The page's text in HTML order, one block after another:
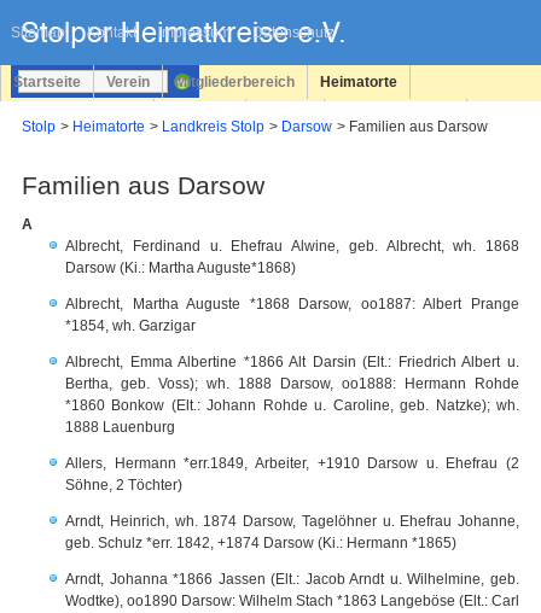
Sitemap Kontakt Impressum Datenschutz
überspringen
Startseite Verein Mitgliederbereich Heimatorte
Stolp Heimatorte Landkreis Stolp Darsow Familien aus Darsow
Familien aus Darsow
A
Albrecht, Ferdinand u. Ehefrau Alwine, geb. Albrecht, wh. 1868
Darsow (Ki.: Martha Auguste*1868)
Albrecht, Martha Auguste *1868 Darsow, oo1887: Albert Prange
*1854, wh. Garzigar
Albrecht, Emma Albertine *1866 Alt Darsin (Elt.: Friedrich Albert u.
Bertha, geb. Voss); wh. 1888 Darsow, oo1888: Hermann Rohde
*1860 Bonkow (Elt.: Johann Rohde u. Caroline, geb. Natzke); wh.
1888 Lauenburg
Allers, Hermann *err.1849, Arbeiter, +1910 Darsow u. Ehefrau (2
Söhne, 2 Töchter)
Arndt, Heinrich, wh. 1874 Darsow, Tagelöhner u. Ehefrau Johanne,
geb. Schulz *err. 1842, +1874 Darsow (Ki.: Hermann *1865)
Arndt, Johanna *1866 Jassen (Elt.: Jacob Arndt u. Wilhelmine, geb.
Wodtke), oo1890 Darsow: Wilhelm Stach *1863 Langeböse (Elt.: Carl